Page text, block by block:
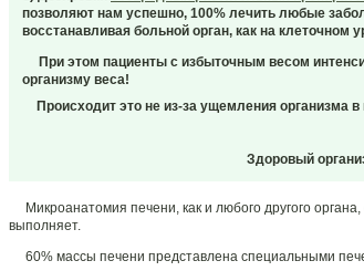
позволяют нам успешно, 100% лечить любые
восстанавливая больной орган, как на клеточном
При этом пациенты с избыточным весом
организму веса!
Происходит это не из-за ущемления организма
Здоровый
Микроанатомия печени, как и любого другого
выполняет.
60% массы печени представлена специальными